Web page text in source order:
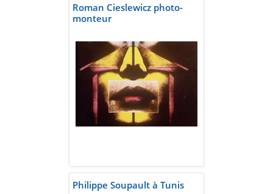
Roman Cieslewicz photo-
monteur
Philippe Soupault à Tunis